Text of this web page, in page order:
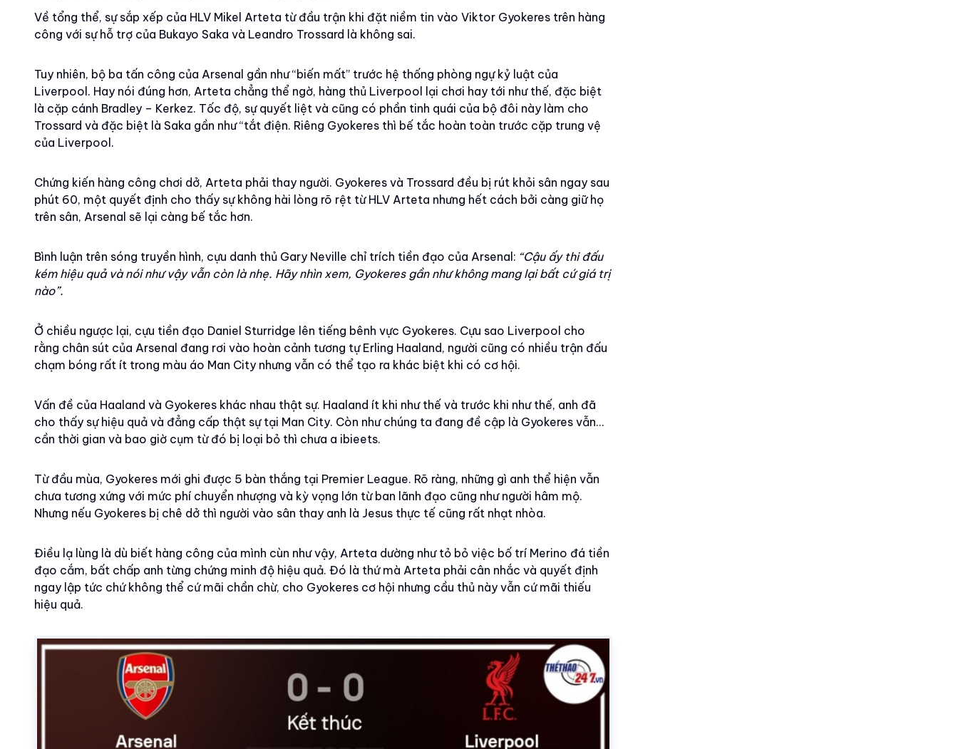
Về tổng thể, sự sắp xếp của HLV Mikel Arteta từ đầu trận khi đặt niềm tin vào Viktor Gyokeres trên hàng
công với sự hỗ trợ của Bukayo Saka và Leandro Trossard là không sai.
Tuy nhiên, bộ ba tấn công của Arsenal gần như “biến mất” trước hệ thống phòng ngự kỷ luật của
Liverpool. Hay nói đúng hơn, Arteta chẳng thể ngờ, hàng thủ Liverpool lại chơi hay tới như thế, đặc biệt
là cặp cánh Bradley – Kerkez. Tốc độ, sự quyết liệt và cũng có phần tinh quái của bộ đôi này làm cho
Trossard và đặc biệt là Saka gần như “tắt điện. Riêng Gyokeres thì bế tắc hoàn toàn trước cặp trung vệ
của Liverpool.
Chứng kiến hàng công chơi dở, Arteta phải thay người. Gyokeres và Trossard đều bị rút khỏi sân ngay sau
phút 60, một quyết định cho thấy sự không hài lòng rõ rệt từ HLV Arteta nhưng hết cách bởi càng giữ họ
trên sân, Arsenal sẽ lại càng bế tắc hơn.
Bình luận trên sóng truyền hình, cựu danh thủ Gary Neville chỉ trích tiền đạo của Arsenal: “Cậu ấy thi đấu
kém hiệu quả và nói như vậy vẫn còn là nhẹ. Hãy nhìn xem, Gyokeres gần như không mang lại bất cứ giá trị
nào”.
Ở chiều ngược lại, cựu tiền đạo Daniel Sturridge lên tiếng bênh vực Gyokeres. Cựu sao Liverpool cho
rằng chân sút của Arsenal đang rơi vào hoàn cảnh tương tự Erling Haaland, người cũng có nhiều trận đấu
chạm bóng rất ít trong màu áo Man City nhưng vẫn có thể tạo ra khác biệt khi có cơ hội.
Vấn đề của Haaland và Gyokeres khác nhau thật sự. Haaland ít khi như thế và trước khi như thế, anh đã
cho thấy sự hiệu quả và đẳng cấp thật sự tại Man City. Còn như chúng ta đang đề cập là Gyokeres vẫn…
cần thời gian và bao giờ cụm từ đó bị loại bỏ thì chưa a ibieets.
Từ đầu mùa, Gyokeres mới ghi được 5 bàn thắng tại Premier League. Rõ ràng, những gì anh thể hiện vẫn
chưa tương xứng với mức phí chuyển nhượng và kỳ vọng lớn từ ban lãnh đạo cũng như người hâm mộ.
Nhưng nếu Gyokeres bị chê dở thì người vào sân thay anh là Jesus thực tế cũng rất nhạt nhòa.
Điều lạ lùng là dù biết hàng công của mình cùn như vậy, Arteta dường như tỏ bỏ việc bố trí Merino đá tiền
đạo cắm, bất chấp anh từng chứng minh độ hiệu quả. Đó là thứ mà Arteta phải cân nhắc và quyết định
ngay lập tức chứ không thể cứ mãi chần chừ, cho Gyokeres cơ hội nhưng cầu thủ này vẫn cứ mãi thiếu
hiệu quả.